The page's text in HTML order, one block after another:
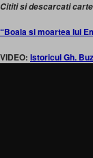
Cititi si descarcati
“Boala si moartea lui
VIDEO: Istoricul Gh.